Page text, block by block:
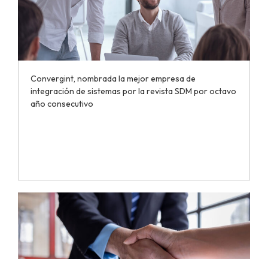
Convergint, nombrada la mejor empresa de
integración de sistemas por la revista SDM por octavo
año consecutivo